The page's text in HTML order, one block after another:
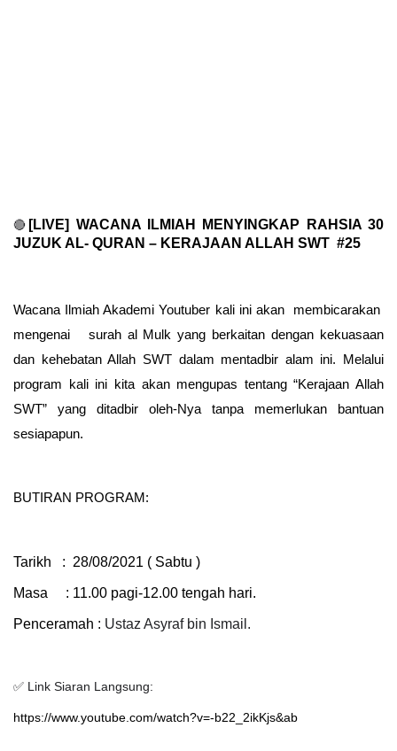
🔴 [LIVE] WACANA ILMIAH MENYINGKAP RAHSIA 30
JUZUK AL- QURAN – KERAJAAN ALLAH SWT #25
Wacana Ilmiah Akademi Youtuber kali ini akan
membicarakan
mengenai
surah al Mulk yang berkaitan dengan kekuasaan
dan kehebatan Allah SWT dalam mentadbir alam ini. Melalui
program kali ini kita akan mengupas tentang “Kerajaan Allah
SWT” yang ditadbir oleh-Nya tanpa memerlukan bantuan
sesiapapun.
BUTIRAN PROGRAM:
Tarikh : 28/08/2021 ( Sabtu )
Masa : 11.00 pagi-12.00 tengah hari.
Penceramah : Ustaz Asyraf bin Ismail.
✅ Link Siaran Langsung:
https://www.youtube.com/watch?v=-b22_2ikKjs&ab